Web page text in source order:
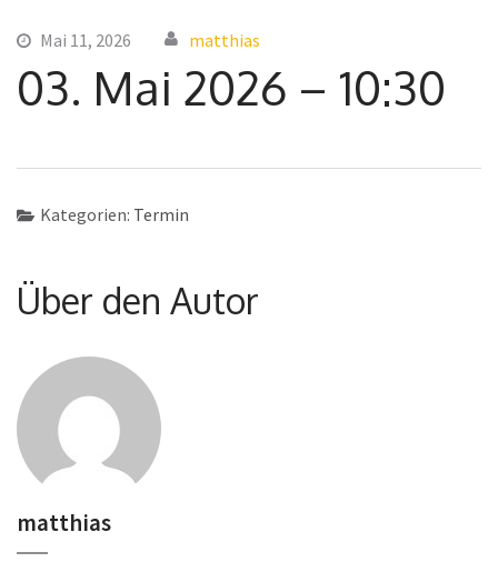
Mai 11, 2026 matthias
03. Mai 2026 – 10:30
Kategorien: Termin
Über den Autor
matthias